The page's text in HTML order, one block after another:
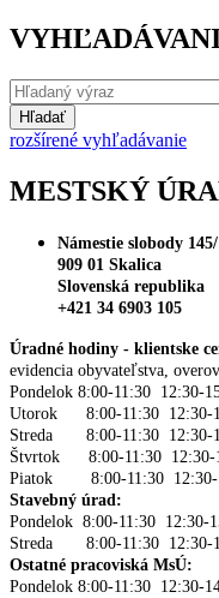
Hľadať
rozšírené vyhľadávanie
MESTSKÝ
Námestie slobody
909 01 Skalica
Slovenská republika
+421 34 6903 105
Úradné hodiny - klientske
evidencia obyvateľstva,
Pondelok 8:00-11:30 12:30-
Utorok 8:00-11:30 12:30-
Streda 8:00-11:30 12:30-
Štvrtok 8:00-11:30 12:30-
Piatok 8:00-11:30 12:30-
Stavebný úrad:
Pondelok 8:00-11:30 12:30-
Streda 8:00-11:30 12:30-
Ostatné pracoviská MsÚ:
Pondelok 8:00-11:30 12:30-